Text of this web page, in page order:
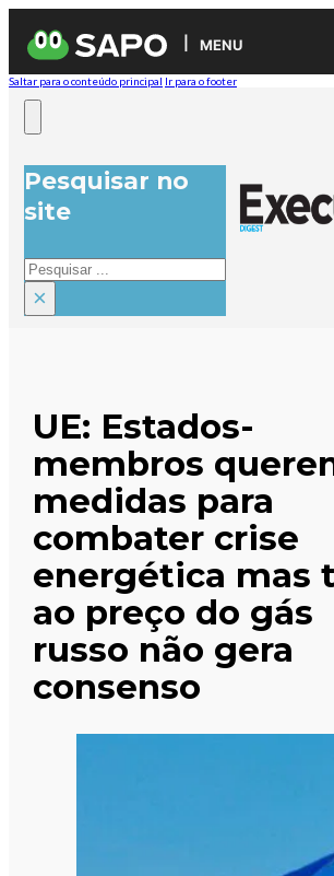
MENU
Saltar para o conteúdo principal Ir para o footer
Pesquisar no
site
Pesquisar
×
UE: Estados-
membros
medidas para
combater crise
energética mas
ao preço do gás
russo não gera
consenso